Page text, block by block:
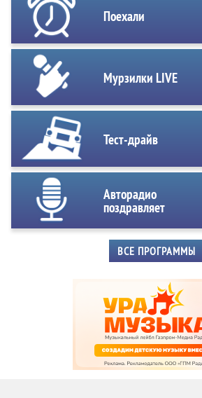
Поехали
Мурзилки LIVE
Тест-драйв
Авторадио
поздравляет
ВСЕ ПРОГРАММЫ